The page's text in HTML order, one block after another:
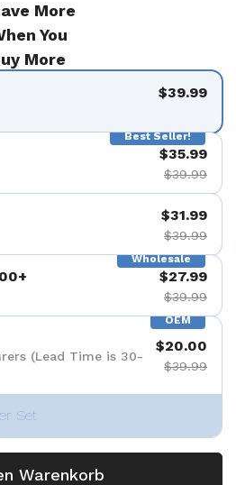
More
You
More
$39.99
Best Seller!
$35.99
$39.99
$31.99
$39.99
Wholesale
$27.99
$39.99
OEM
(Lead Time is 30-
$20.00
$39.99
Set
Warenkorb